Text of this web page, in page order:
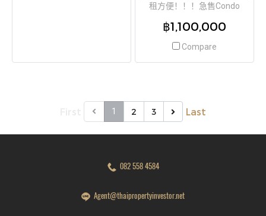
租方便！！！急售Condo
Bang Waek，面积22.62平方
区，租客很容易找到，投资收
益率超过6%，没有比这更好的
฿1,100,000
Compare
1 2 3 Last
082 558 4584
Agent@thaipropertyinvestor.net